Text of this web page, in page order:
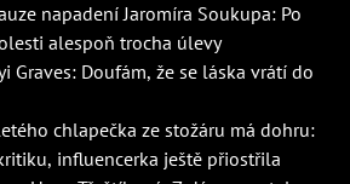
napadení Jaromíra Soukupa: Po
alespoň trocha úlevy
Graves: Doufám, že se láska vrátí do
chlapečka ze stožáru má dohru:
influencerka ještě přiostřila